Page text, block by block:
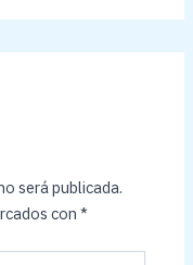
será publicada.
con*